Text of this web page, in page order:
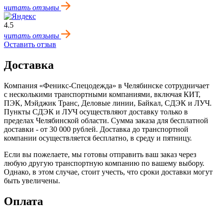
читать отзывы
4.5
читать отзывы
Оставить отзыв
Доставка
Компания «Феникс-Спецодежда» в Челябинске сотрудничает
с несколькими транспортными компаниями, включая КИТ,
ПЭК, Мэйджик Транс, Деловые линии, Байкал, CДЭК и ЛУЧ.
Пункты CДЭК и ЛУЧ осуществляют доставку только в
пределах Челябинской области. Сумма заказа для бесплатной
доставки - от 30 000 рублей. Доставка до транспортной
компании осуществляется бесплатно, в среду и пятницу.
Если вы пожелаете, мы готовы отправить ваш заказ через
любую другую транспортную компанию по вашему выбору.
Однако, в этом случае, стоит учесть, что сроки доставки могут
быть увеличены.
Оплата